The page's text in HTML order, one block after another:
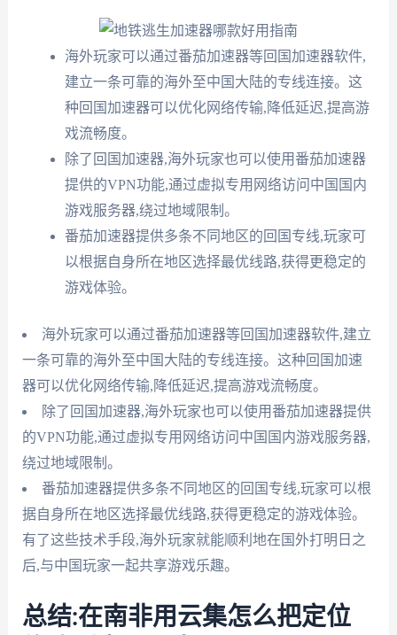
海外玩家可以通过番茄加速器等回国加速器软件,
建立一条可靠的海外至中国大陆的专线连接。这
种回国加速器可以优化网络传输,降低延迟,提高游
戏流畅度。
除了回国加速器,海外玩家也可以使用番茄加速器
提供的VPN功能,通过虚拟专用网络访问中国国内
游戏服务器,绕过地域限制。
番茄加速器提供多条不同地区的回国专线,玩家可
以根据自身所在地区选择最优线路,获得更稳定的
游戏体验。
海外玩家可以通过番茄加速器等回国加速器软件,建立
一条可靠的海外至中国大陆的专线连接。这种回国加速
器可以优化网络传输,降低延迟,提高游戏流畅度。
除了回国加速器,海外玩家也可以使用番茄加速器提供
的VPN功能,通过虚拟专用网络访问中国国内游戏服务器,
绕过地域限制。
番茄加速器提供多条不同地区的回国专线,玩家可以根
据自身所在地区选择最优线路,获得更稳定的游戏体验。
有了这些技术手段,海外玩家就能顺利地在国外打明日之
后,与中国玩家一起共享游戏乐趣。
总结:在南非用云集怎么把定位